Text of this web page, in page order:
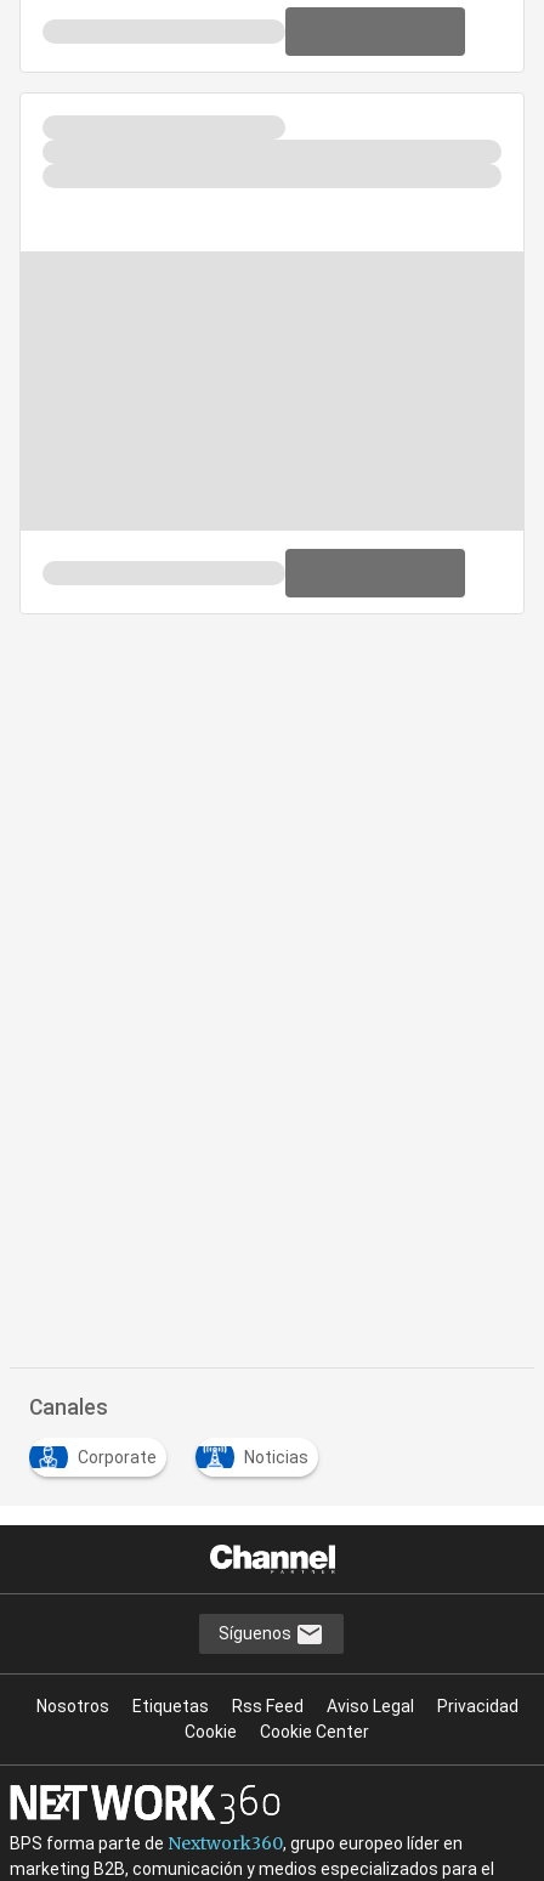
Canales
Corporate Noticias
Síguenos
Nosotros Etiquetas Rss Feed Aviso Legal
Privacidad
Cookie
Cookie Center
BPS forma parte de Nextwork360, grupo europeo líder en
marketing B2B, comunicación y medios especializados para el